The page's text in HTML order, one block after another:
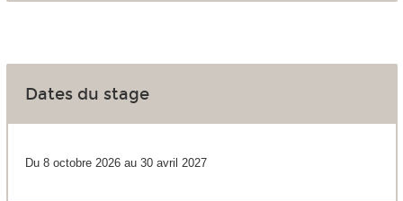
Dates du stage
Du 8 octobre 2026 au 30 avril 2027